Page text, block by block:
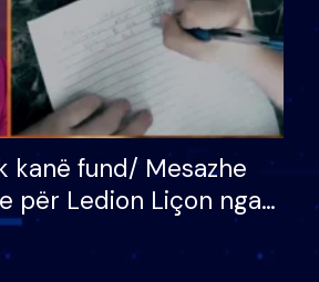
kanë fund/ Mesazhe
për Ledion Liçon nga
e tij, moderatori
lotët: Nuk meritoj…